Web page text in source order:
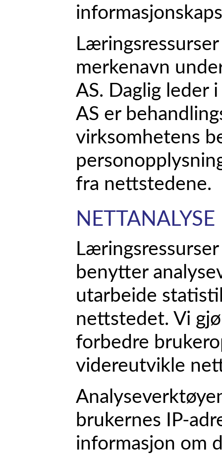
merkenavn
AS. Daglig leder
AS er
virksomhetens
fra nettstedene.
NETTANALYSE
benytter
utarbeide
nettstedet. Vi
forbedre
videreutvikle
brukernes IP-
informasjon om